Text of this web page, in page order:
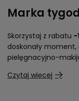
Marka
Skorzystaj z rabatu -
doskonały
pielęgnacyjno-
Czytaj więcej